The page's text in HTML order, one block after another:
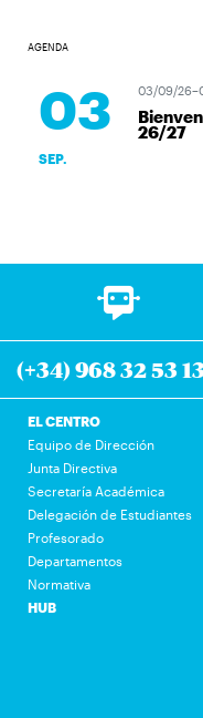
AGENDA
03
SEP.
03/09/
26/27
(+34) 968 32 53
EL CENTRO
Equipo de Dirección
Junta Directiva
Secretaría Académica
Delegación de Estudiantes
Profesorado
Departamentos
Normativa
HUB